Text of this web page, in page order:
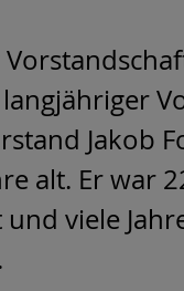
Jakob
alt. Er war
viele